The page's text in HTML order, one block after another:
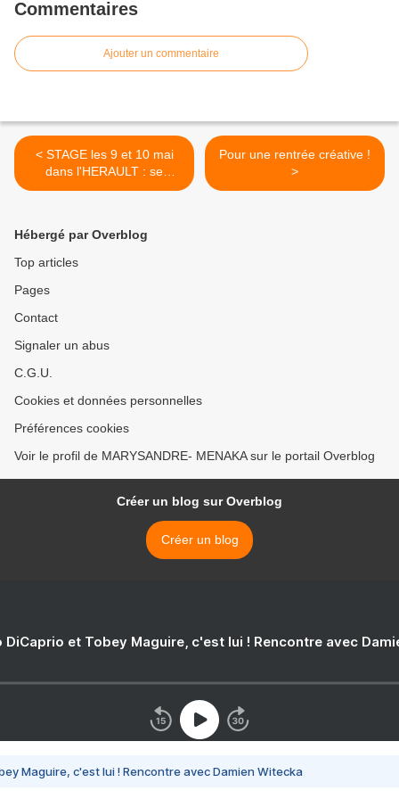
Commentaires
Ajouter un commentaire
< STAGE les 9 et 10 mai
dans l'HERAULT : se
reconnecter à son enfant
Pour une rentrée créative !
>
Hébergé par Overblog
Top articles
Pages
Contact
Signaler un abus
C.G.U.
Cookies et données personnelles
Préférences cookies
Voir le profil de MARYSANDRE- MENAKA sur le portail Overblog
Créer un blog sur Overblog
Créer un blog
DiCaprio et Tobey Maguire, c'est lui ! Rencontre avec
Maguire, c'est lui ! Rencontre avec Damien Witecka